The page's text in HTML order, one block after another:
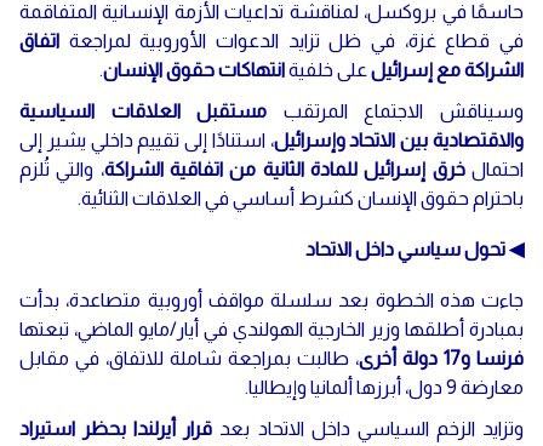
حاسمًا في بروكسل، لمناقشة تداعيات الأزمة الإنسانية المتفاقمة
في قطاع غزة، في ظل تزايد الدعوات الأوروبية لمراجعة اتفاق
الشراكة مع إسرائيل على خلفيةانتهاكات حقوق الإنسان.
وسيناقش الاجتماع المرتقب مستقبل العلاقات السياسية
والاقتصادية بين الاتحاد وإسرائيل، استنادًا إلى تقييم داخلي يشير إلى
احتمالخرق إسرائيل للمادة الثانية من اتفاقية الشراكة، والتي تُلزم
باحترام حقوق الإنسان كشرط أساسي في العلاقات الثنائية.
◀ تحول سياسي داخل الاتحاد
جاءت هذه الخطوة بعد سلسلة مواقف أوروبية متصاعدة، بدأت
بمبادرة أطلقها وزير الخارجية الهولندي في أيار/مايو الماضي، تبعتها
فرنسا و17 دولة أخرى
، طالبت بمراجعة شاملة للاتفاق، في مقابل
معارضة 9 دول، أبرزها ألمانيا وإيطاليا.
وتزايد الزخم السياسي داخل الاتحاد بعد قرار أيرلندا بحظر استيراد